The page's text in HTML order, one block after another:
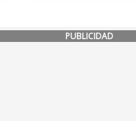
PUBLICIDAD